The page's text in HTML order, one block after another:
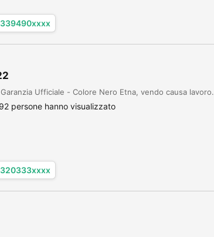
339490xxxx
Ufficiale - Colore Nero Etna, vendo causa lavoro.
persone hanno visualizzato
320333xxxx